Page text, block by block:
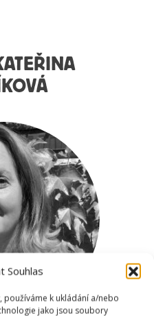
Souhlas
k ukládání a/nebo
jako jsou soubory